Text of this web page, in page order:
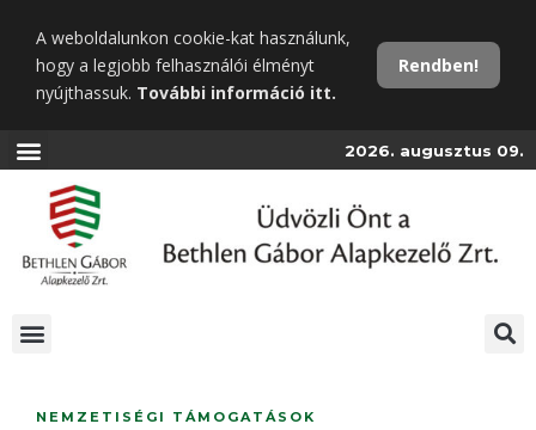
tartalomra
A weboldalunkon cookie-kat használunk,
hogy a legjobb felhasználói élményt
nyújthassuk. További információ itt.
Rendben!
2026. augusztus 09.
NEMZETISÉGI TÁMOGATÁSOK